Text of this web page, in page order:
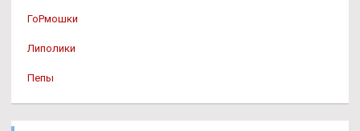
ГоРмошки
Липолики
Пепы